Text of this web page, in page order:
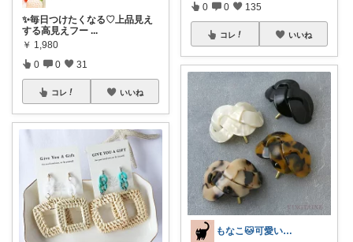
✨毎日つけたくなる♡上品見え
する高見えフー ...
￥ 1,980
0 0 31
コレ いいね
0 0 135
コレ いいね
もなこ🐱可愛い厳選ROOM